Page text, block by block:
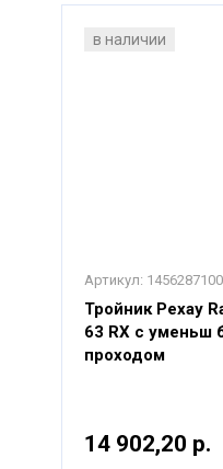
в наличии
Артикул:
Тройник Рехау
63 RX с уменьш
проходом
14 902,20 р.